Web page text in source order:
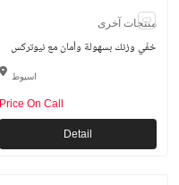
منتجات آخرى
خفّي وزنك بسهولة وأمان مع نيوتركس
اسيوط
Price On Call
Detail